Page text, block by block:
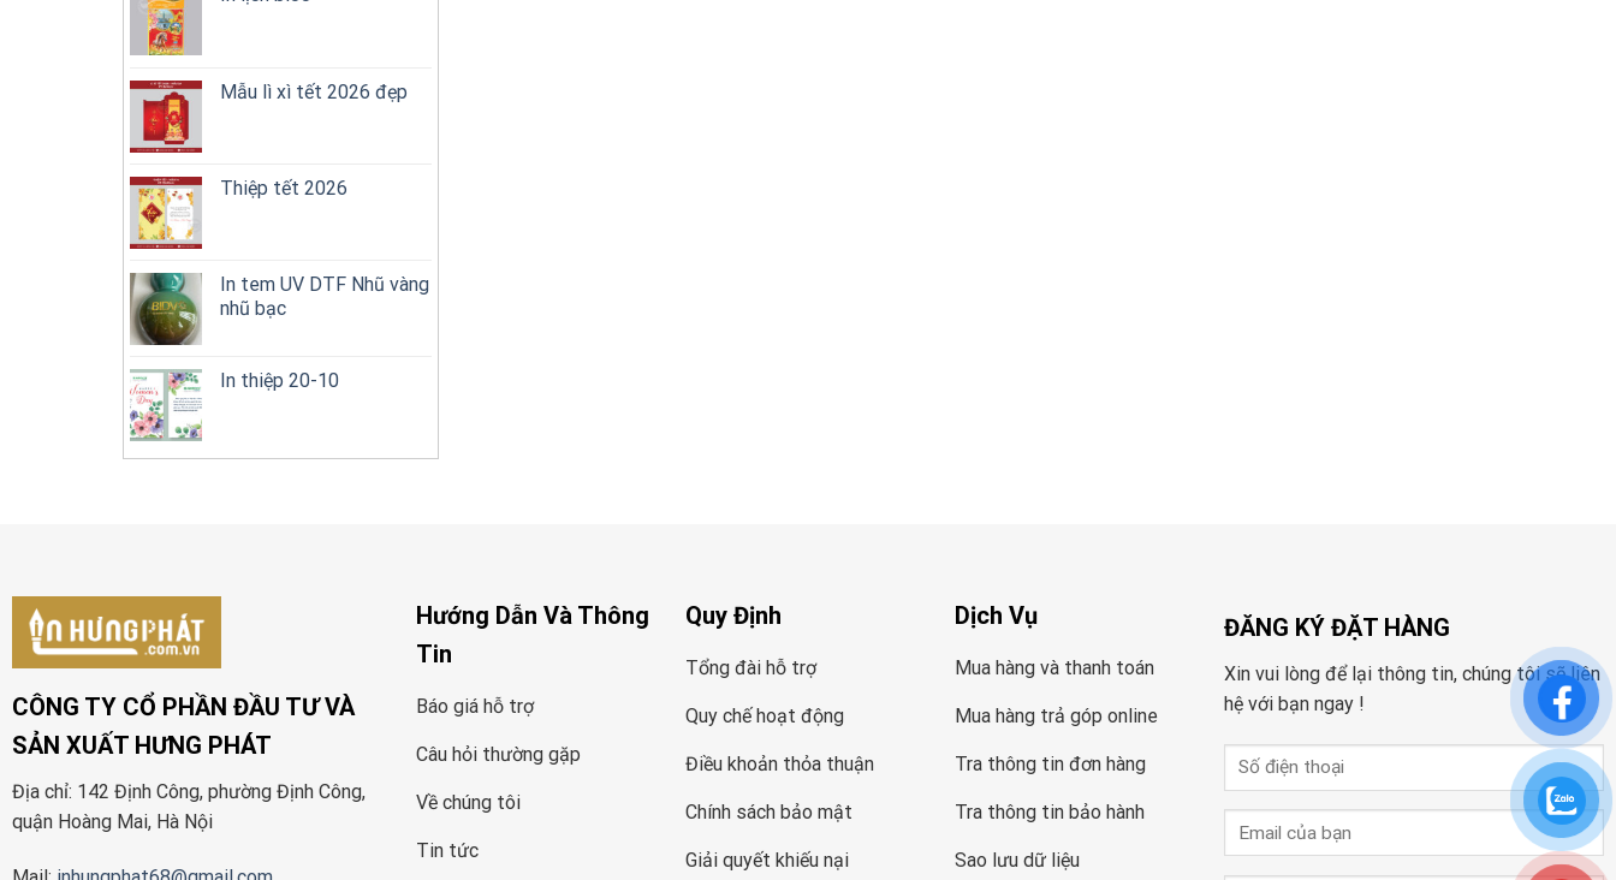
Mẫu lì xì tết 2026 đẹp
Thiệp tết 2026
In tem UV DTF Nhũ vàng
nhũ bạc
In thiệp 20-10
CÔNG TY CỔ PHẦN ĐẦU TƯ VÀ
SẢN XUẤT HƯNG PHÁT
Địa chỉ: 142 Định Công, phường Định Công,
quận Hoàng Mai, Hà Nội
Hướng Dẫn Và Thông
Tin
Báo giá hỗ trợ
Câu hỏi thường gặp
Về chúng tôi
Tin tức
Quy Định
Tổng đài hỗ trợ
Quy chế hoạt động
Điều khoản thỏa thuận
Chính sách bảo mật
Giải quyết khiếu nại
Dịch Vụ
Mua hàng và thanh toán
Mua hàng trả góp online
Tra thông tin đơn hàng
Tra thông tin bảo hành
Sao lưu dữ liệu
ĐĂNG KÝ ĐẶT HÀNG
Xin vui lòng để lại thông tin, chúng tôi sẽ liên
hệ với bạn ngay !